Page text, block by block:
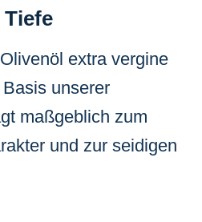
extra vergine
unserer
maßgeblich zum
und zur seidigen